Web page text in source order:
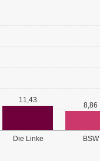
Die Linke BSW
11,43
8,86